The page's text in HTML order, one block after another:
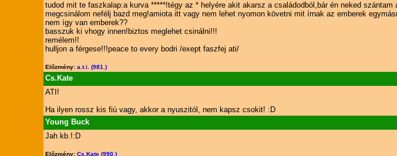
tudod mit te faszkalap:a kurva *****!tégy az * helyére akit akarsz a családodból,bár én neked
megcsinálom nefélj bazd meg!amiota itt vagy nem lehet nyomon követni mit írnak az emberek
nem így van emberek??
basszuk ki vhogy innen!biztos meglehet csinálni!!!
remélem!!
hulljon a férgese!!!peace to every bodri /exept faszfej ati/
Előzmény: a.t.i. (981.)
Cs.Kate
ATI!
Ha ilyen rossz kis fiú vagy, akkor a nyuszitól, nem kapsz csokit! :D
Young Buck
Jah kb.!:D
Előzmény: Cs.Kate (990.)